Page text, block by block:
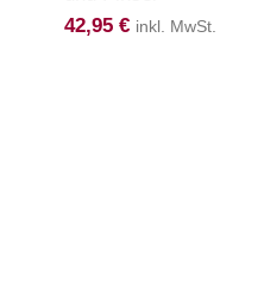
42,95 € inkl. MwSt.